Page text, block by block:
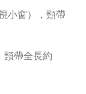
小窗），頸帶
頸帶全長約